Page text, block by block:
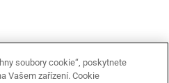
soubory cookie“, poskytnete
Vašem zařízení. Cookie